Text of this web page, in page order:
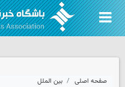
صفحه اصلی بین الملل